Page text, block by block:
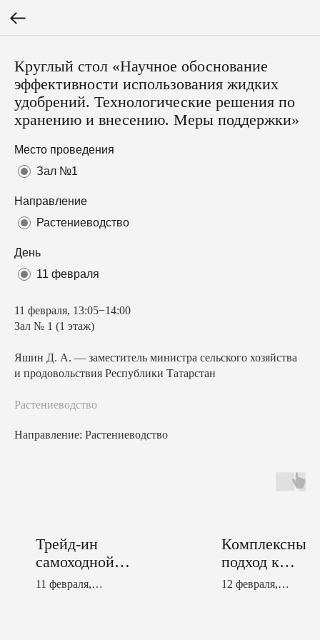
Круглый стол «Научное обоснование
эффективности использования жидких
удобрений. Технологические решения по
хранению и внесению. Меры поддержки»
Место проведения
Зал №1
Направление
Растениеводство
День
11 февраля
11 февраля, 13:05−14:00
Зал № 1 (1 этаж)
Яшин Д. А. — заместитель министра сельского хозяйства
и продовольствия Республики Татарстан
Растениеводство
Направление: Растениеводство
Трейд-ин
самоходной
техники
11 февраля,
Комплексный
подход к
профилактике
12 февраля,